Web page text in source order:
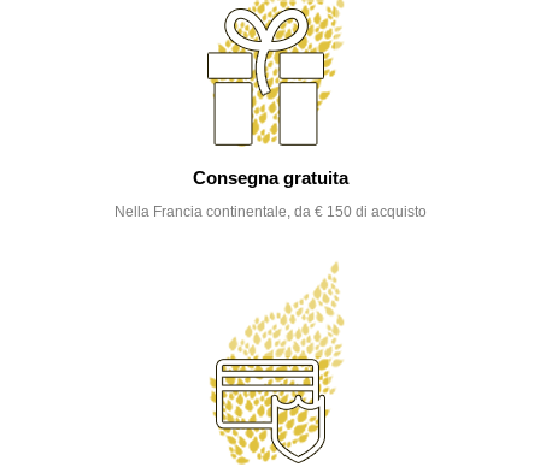
Consegna gratuita
Nella Francia continentale, da € 150 di acquisto